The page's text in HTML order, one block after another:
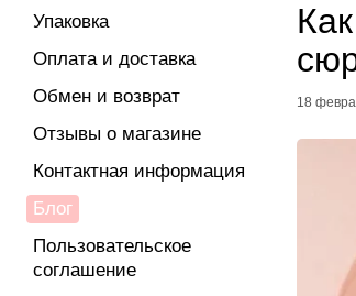
18
Упаковка
Оплата и доставка
Обмен и возврат
Отзывы о магазине
Контактная информация
Блог
Пользовательское
соглашение